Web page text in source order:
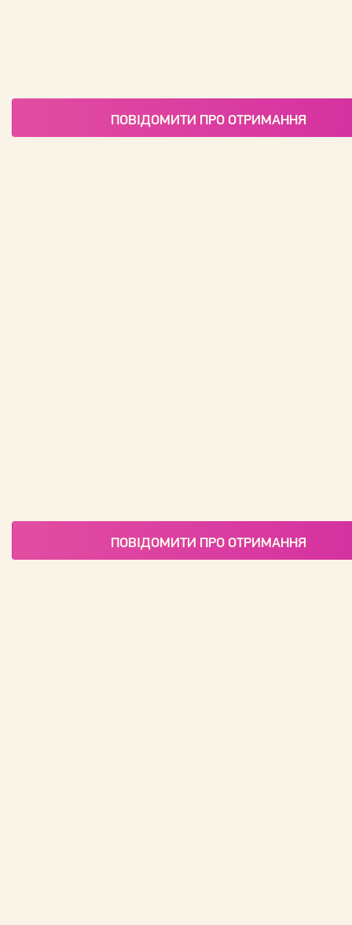
ПОВІДОМИТИ ПРО ОТРИМАННЯ
ПОВІДОМИТИ ПРО ОТРИМАННЯ